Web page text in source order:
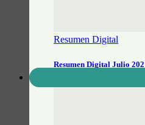
Resumen Digital
Resumen Digital Julio